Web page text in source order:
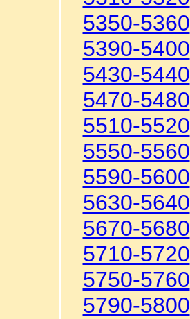
5350-5360
5390-5400
5430-5440
5470-5480
5510-5520
5550-5560
5590-5600
5630-5640
5670-5680
5710-5720
5750-5760
5790-5800